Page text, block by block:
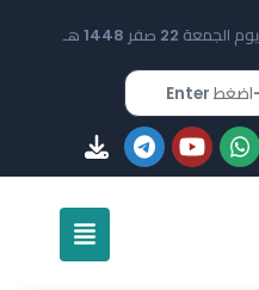
يوم الجمعة 22 صفر 1448 هـ